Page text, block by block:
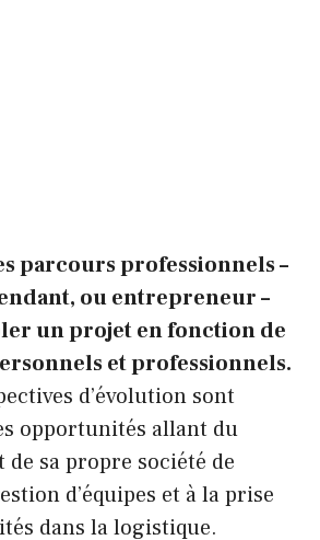
parcours professionnels –
ou entrepreneur –
un projet en fonction de
et professionnels.
d’évolution sont
opportunités allant du
de sa propre société de
d’équipes et à la prise
dans la logistique.